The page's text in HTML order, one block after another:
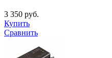
3 350 руб.
Купить
Сравнить